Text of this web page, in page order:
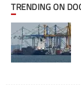
TRENDING ON